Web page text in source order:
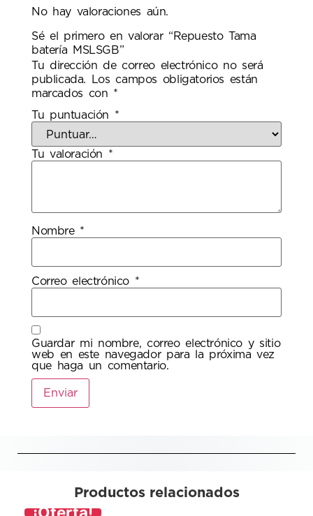
No hay valoraciones aún.
Sé el primero en valorar “Repuesto Tama
batería MSLSGB”
Tu dirección de correo electrónico no será
publicada.
Los campos obligatorios están
marcados con *
Tu puntuación *
Tu valoración *
Nombre *
Correo electrónico *
Guardar mi nombre, correo electrónico y sitio
web en este navegador para la próxima vez
que haga un comentario.
Productos relacionados
¡Oferta!